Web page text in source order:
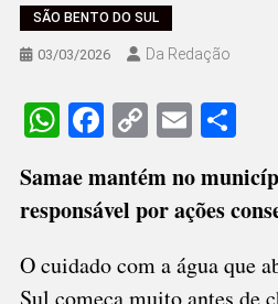
SÃO BENTO DO SUL
03/03/2026 Da Redação
WhatsApp
Facebook
CopyEmail
Samae mantém no
responsável por ações
O cuidado com a água que